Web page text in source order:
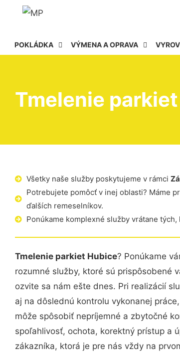
POKLÁDKA VÝMENA A OPRAVA
Tmelenie
Všetky naše služby poskytujeme v rámci
Potrebujete pomôcť v inej oblasti? Máme
ďalších remeselníkov.
Ponúkame komplexné služby vrátane
Tmelenie parkiet Hubice? Ponúkame
rozumné služby, ktoré sú prispôsobené
ozvite sa nám ešte dnes. Pri realizácií
aj na dôslednú kontrolu vykonanej
môže spôsobiť nepríjemné a zbytočné
spoľahlivosť, ochota, korektný prístup a
zákazníka, ktorá je pre nás vždy na